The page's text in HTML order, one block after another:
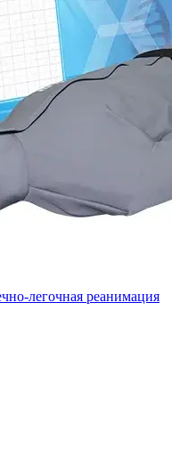
легочная реанимация